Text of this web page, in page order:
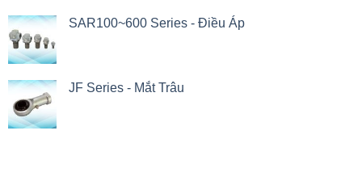
SAR100~600 Series - Điều Áp
JF Series - Mắt Trâu